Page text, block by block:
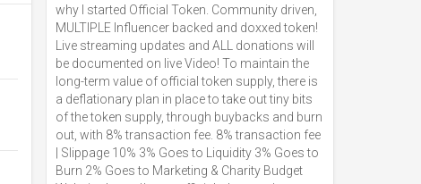
why I started Official Token. Community driven,
MULTIPLE Influencer backed and doxxed token!
Live streaming updates and ALL donations will
be documented on live Video! To maintain the
long-term value of official token supply, there is
a deflationary plan in place to take out tiny bits
of the token supply, through buybacks and burn
out, with 8% transaction fee. 8% transaction fee
| Slippage 10% 3% Goes to Liquidity 3% Goes to
Burn 2% Goes to Marketing & Charity Budget